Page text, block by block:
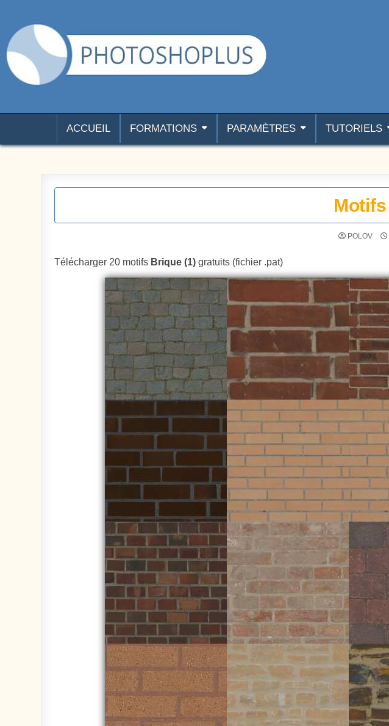
ACCUEIL FORMATIONS PARAMÈTRES TUTORIELS
Motifs
POLOV
Télécharger 20 motifs Brique (1) gratuits (fichier .pat)